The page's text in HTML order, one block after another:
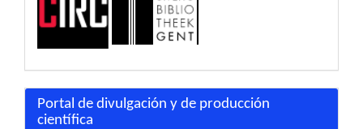
Portal de divulgación y de producción
científica